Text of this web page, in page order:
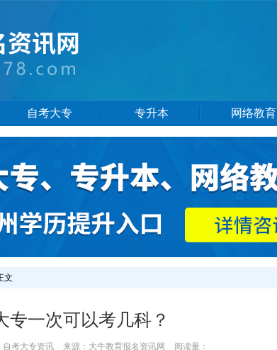
自考大专 专升本 网络教育
文
专一次可以考几科？
自考大专资讯 来源： 大牛教育报名资讯网 阅读量：